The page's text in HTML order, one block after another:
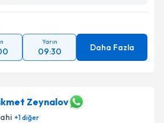
Yarın
09:30 Daha Fazla
Zeynalov
+1diğer